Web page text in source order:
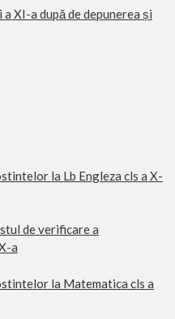
XI-a după de depunerea și
la Lb Engleza cls a X-
de verificare a
a
la Matematica cls a